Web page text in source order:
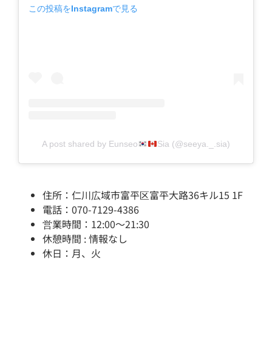
この投稿をInstagramで見る
A post shared by Eunseo Sia (@seeya._.sia)
住所：仁川広域市富平区富平大路36キル15 1F
電話：070-7129-4386
営業時間：12:00～21:30
休憩時間 : 情報なし
休日：月、火